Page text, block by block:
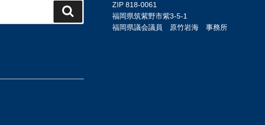
索
ZIP 818-0061
福岡県筑紫野市紫3-5-1
福岡県議会議員 原竹岩海 事務所